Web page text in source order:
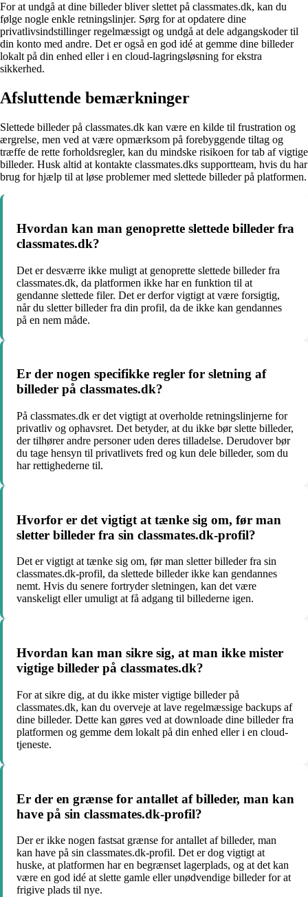
For at undgå at dine billeder bliver slettet på classmates.dk, kan du
følge nogle enkle retningslinjer. Sørg for at opdatere dine
privatlivsindstillinger regelmæssigt og undgå at dele adgangskoder til
din konto med andre. Det er også en god idé at gemme dine billeder
lokalt på din enhed eller i en cloud-lagringsløsning for ekstra
sikkerhed.
Afsluttende bemærkninger
Slettede billeder på classmates.dk kan være en kilde til frustration og
ærgrelse, men ved at være opmærksom på forebyggende tiltag og
træffe de rette forholdsregler, kan du mindske risikoen for tab af vigtige
billeder. Husk altid at kontakte classmates.dks supportteam, hvis du har
brug for hjælp til at løse problemer med slettede billeder på platformen.
Hvordan kan man genoprette slettede billeder fra
classmates.dk?
Det er desværre ikke muligt at genoprette slettede billeder fra
classmates.dk, da platformen ikke har en funktion til at
gendanne slettede filer. Det er derfor vigtigt at være forsigtig,
når du sletter billeder fra din profil, da de ikke kan gendannes
på en nem måde.
Er der nogen specifikke regler for sletning af
billeder på classmates.dk?
På classmates.dk er det vigtigt at overholde retningslinjerne for
privatliv og ophavsret. Det betyder, at du ikke bør slette billeder,
der tilhører andre personer uden deres tilladelse. Derudover bør
du tage hensyn til privatlivets fred og kun dele billeder, som du
har rettighederne til.
Hvorfor er det vigtigt at tænke sig om, før man
sletter billeder fra sin classmates.dk-profil?
Det er vigtigt at tænke sig om, før man sletter billeder fra sin
classmates.dk-profil, da slettede billeder ikke kan gendannes
nemt. Hvis du senere fortryder sletningen, kan det være
vanskeligt eller umuligt at få adgang til billederne igen.
Hvordan kan man sikre sig, at man ikke mister
vigtige billeder på classmates.dk?
For at sikre dig, at du ikke mister vigtige billeder på
classmates.dk, kan du overveje at lave regelmæssige backups af
dine billeder. Dette kan gøres ved at downloade dine billeder fra
platformen og gemme dem lokalt på din enhed eller i en cloud-
tjeneste.
Er der en grænse for antallet af billeder, man kan
have på sin classmates.dk-profil?
Der er ikke nogen fastsat grænse for antallet af billeder, man
kan have på sin classmates.dk-profil. Det er dog vigtigt at
huske, at platformen har en begrænset lagerplads, og at det kan
være en god idé at slette gamle eller unødvendige billeder for at
frigive plads til nye.